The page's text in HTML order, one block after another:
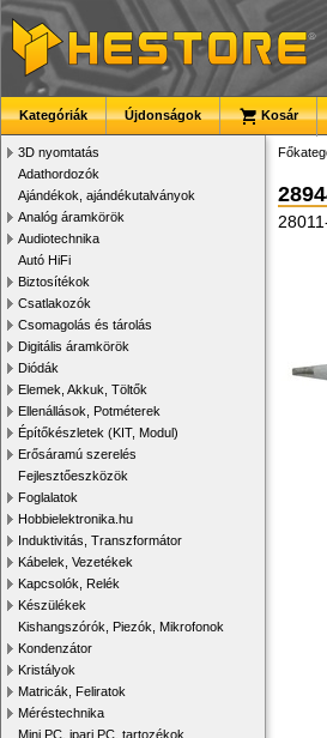
Kategóriák Újdonságok Kosár
3D nyomtatás
Adathordozók
Ajándékok, ajándékutalványok
Analóg áramkörök
Audiotechnika
Autó HiFi
Biztosítékok
Csatlakozók
Csomagolás és tárolás
Digitális áramkörök
Diódák
Elemek, Akkuk, Töltők
Ellenállások, Potméterek
Építőkészletek (KIT, Modul)
Erősáramú szerelés
Fejlesztőeszközök
Foglalatok
Hobbielektronika.hu
Induktivitás, Transzformátor
Kábelek, Vezetékek
Kapcsolók, Relék
Készülékek
Kishangszórók, Piezók, Mikrofonok
Kondenzátor
Kristályok
Matricák, Feliratok
Méréstechnika
Mini PC, ipari PC, tartozékok